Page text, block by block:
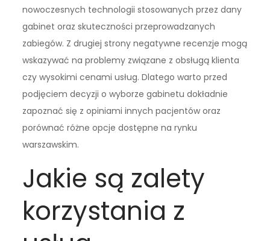
nowoczesnych technologii stosowanych przez dany
gabinet oraz skuteczności przeprowadzanych
zabiegów. Z drugiej strony negatywne recenzje mogą
wskazywać na problemy związane z obsługą klienta
czy wysokimi cenami usług. Dlatego warto przed
podjęciem decyzji o wyborze gabinetu dokładnie
zapoznać się z opiniami innych pacjentów oraz
porównać różne opcje dostępne na rynku
warszawskim.
Jakie są zalety
korzystania z